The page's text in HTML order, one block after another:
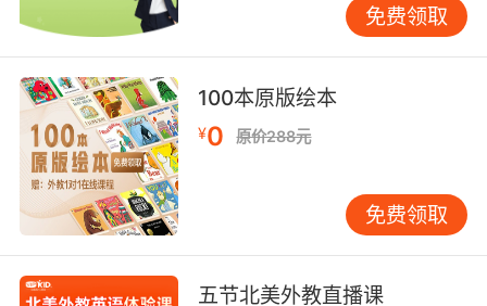
9. We don't accept it structurally and we
don't accept it spiritually.
不管是从结构上 还是从精神上
10. They accept you, but they will never
accept me.
他们接纳了你 却永远不会接纳我
免费领取
100本原版绘本
¥0 原价288元
免费领取
五节北美外教直播课